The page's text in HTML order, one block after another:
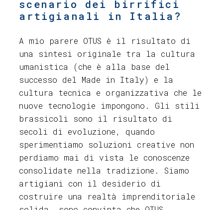
scenario dei birrifici
artigianali in Italia?
A mio parere OTUS è il risultato di
una sintesi originale tra la cultura
umanistica (che è alla base del
successo del Made in Italy) e la
cultura tecnica e organizzativa che le
nuove tecnologie impongono. Gli stili
brassicoli sono il risultato di
secoli di evoluzione, quando
sperimentiamo soluzioni creative non
perdiamo mai di vista le conoscenze
consolidate nella tradizione. Siamo
artigiani con il desiderio di
costruire una realtà imprenditoriale